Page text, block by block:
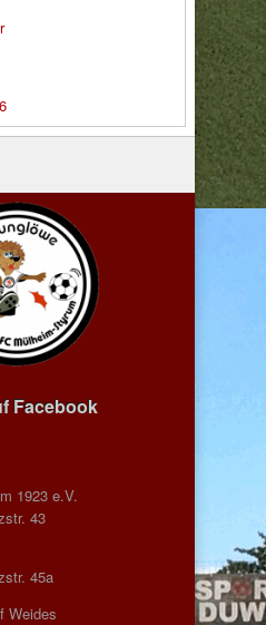
Facebook
1923 e.V.
43
45a
Weides